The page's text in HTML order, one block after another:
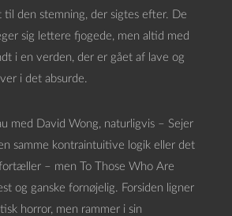
til den stemning, der sigtes efter. De
sig lettere fjogede, men altid med
i en verden, der er gået af lave og
i det absurde.
med David Wong, naturligvis – Sejer
samme kontraintuitive logik eller det
– men To Those Who Are
og ganske fornøjelig. Forsiden ligner
horror, men rammer i sin